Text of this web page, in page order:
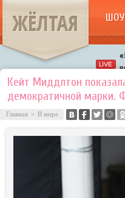
ЖЁЛТАЯ
Кейт Миддлтон
демократичной марки.
Главная > В мире